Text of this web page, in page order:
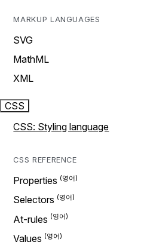
MARKUP LANGUAGES
SVG
MathML
XML
CSS
CSS: Styling language
CSS REFERENCE
Properties
Selectors
At-rules
Values